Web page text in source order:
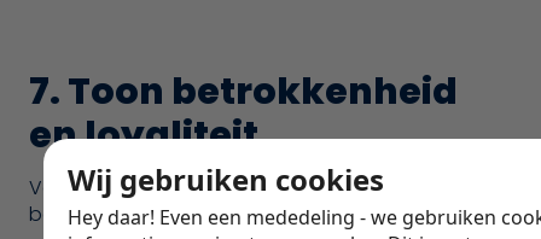
Wij gebruiken cookies
Hey daar! Even een mededeling - we gebruiken
7. Toon betrokkenheid
en loyaliteit
Vertrouwen groeit wanneer je laat zien dat je echt
betrokken bent bij het succes van je werkgever.